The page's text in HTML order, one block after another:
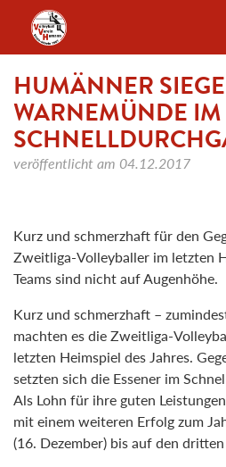
Zum Inhalt
HUMÄNNER
WARNEMÜNDE IM
veröffentlicht am 04.12.2017
Kurz und schmerzhaft für den
Zweitliga-Volleyballer im letzten
Teams sind nicht auf Augenhöhe.
Kurz und schmerzhaft –
machten es die Zweitliga-
letzten Heimspiel des Jahres.
setzten sich die Essener im
Als Lohn für ihre guten
mit einem weiteren Erfolg zum
(16. Dezember) bis auf den